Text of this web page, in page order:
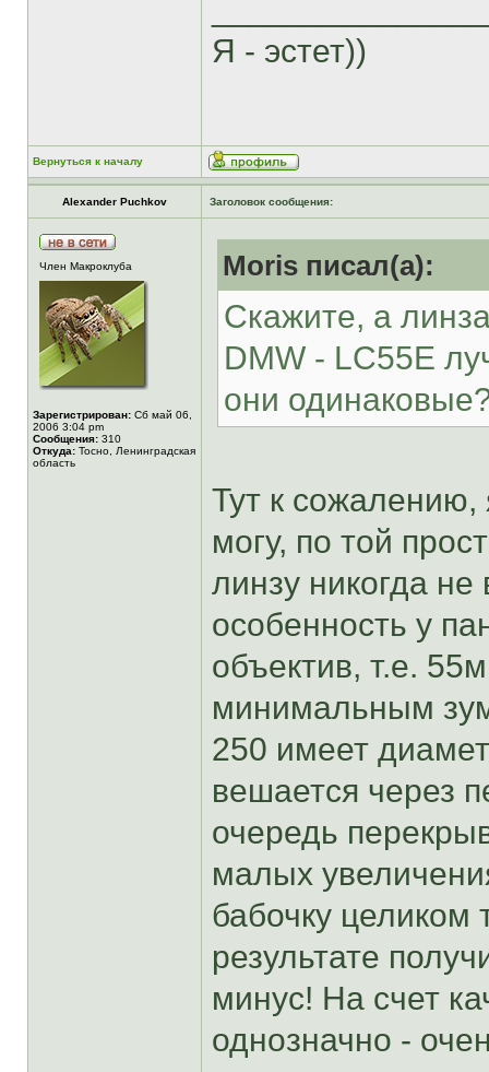
Я - эстет))
Вернуться к началу
Alexander Puchkov Заголовок сообщения:
Член Макроклуба
Зарегистрирован: Сб май 06,
2006 3:04 pm
Сообщения: 310
Откуда: Тосно, Ленинградская
область
Moris писал(а):
Скажите, а
DMW - LC55E
они
Тут к сожалению,
могу, по той
линзу никогда
особенность у
объектив, т.е.
минимальным
250 имеет
вешается через
очередь
малых
бабочку
результате
минус! На счет
однозначно -